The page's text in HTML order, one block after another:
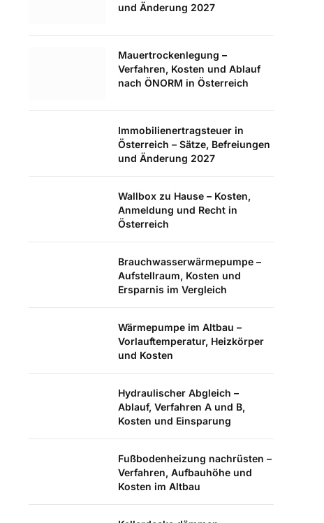
und Änderung 2027
Mauertrockenlegung –
Verfahren, Kosten und Ablauf
nach ÖNORM in Österreich
Immobilienertragsteuer in
Österreich – Sätze, Befreiungen
und Änderung 2027
Wallbox zu Hause – Kosten,
Anmeldung und Recht in
Österreich
Brauchwasserwärmepumpe –
Aufstellraum, Kosten und
Ersparnis im Vergleich
Wärmepumpe im Altbau –
Vorlauftemperatur, Heizkörper
und Kosten
Hydraulischer Abgleich –
Ablauf, Verfahren A und B,
Kosten und Einsparung
Fußbodenheizung nachrüsten –
Verfahren, Aufbauhöhe und
Kosten im Altbau